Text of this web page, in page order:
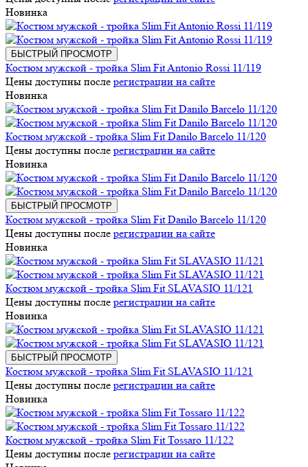
Новинка
БЫСТРЫЙ ПРОСМОТР
Костюм мужской - тройка Slim Fit Antonio Rossi 11/119
Цены доступны после регистрации на сайте
Новинка
Костюм мужской - тройка Slim Fit Danilo Barcelo 11/120
Цены доступны после регистрации на сайте
Новинка
БЫСТРЫЙ ПРОСМОТР
Костюм мужской - тройка Slim Fit Danilo Barcelo 11/120
Цены доступны после регистрации на сайте
Новинка
Костюм мужской - тройка Slim Fit SLAVASIO 11/121
Цены доступны после регистрации на сайте
Новинка
БЫСТРЫЙ ПРОСМОТР
Костюм мужской - тройка Slim Fit SLAVASIO 11/121
Цены доступны после регистрации на сайте
Новинка
Костюм мужской - тройка Slim Fit Tossaro 11/122
Цены доступны после регистрации на сайте